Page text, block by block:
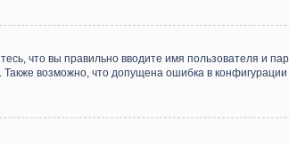
что вы правильно вводите имя пользователя и
возможно, что допущена ошибка в